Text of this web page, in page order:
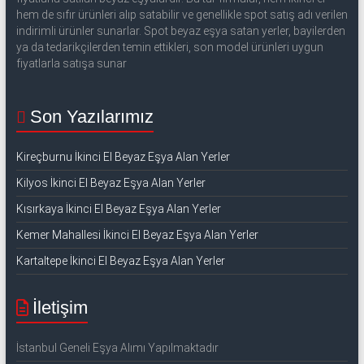
53
50
İkinci
beyaz
eşya
olarak
buzdolabı,
çamaşır
makinesi,
bulaşık
makinesi,
derin
klima
ve
kombi
hem de sıfır ürünleri alıp satabilir ve genellikle spot satış adı verilen
indirimli ürünler sunarlar. Spot beyaz eşya satan yerler, bayilerden
ya da tedarikçilerden temin ettikleri, son model ürünleri uygun
fiyatlarla satışa sunar
Son Yazılarımız
Kireçburnu İkinci El Beyaz Eşya Alan Yerler
Kilyos İkinci El Beyaz Eşya Alan Yerler
Kısırkaya İkinci El Beyaz Eşya Alan Yerler
Kemer Mahallesi İkinci El Beyaz Eşya Alan Yerler
Kartaltepe İkinci El Beyaz Eşya Alan Yerler
İletişim
İstanbul Geneli Eşya Alımı Yapılmaktadır